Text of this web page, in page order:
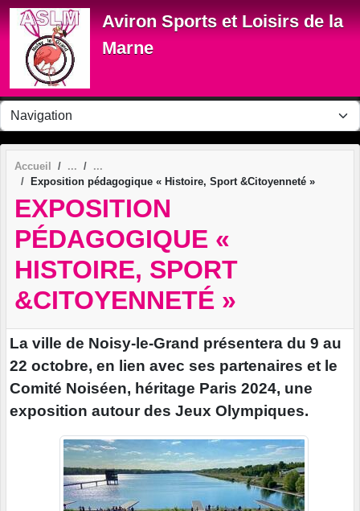
Aviron Sports et Loisirs de la
Marne
Accueil
Exposition pédagogique « Histoire, Sport &Citoyenneté »
EXPOSITION
PÉDAGOGIQUE «
HISTOIRE, SPORT
&CITOYENNETÉ »
La ville de Noisy-le-Grand présentera du 9 au
22 octobre, en lien avec ses partenaires et le
Comité Noiséen, héritage Paris 2024, une
exposition autour des Jeux Olympiques.
Panneau de gestion des cookies